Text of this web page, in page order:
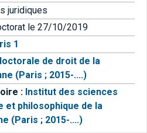
juridiques
le 27/10/2019
1
de droit de la
(Paris ; 2015-....)
: Institut des sciences
et philosophique de la
(Paris ; 2015-....)